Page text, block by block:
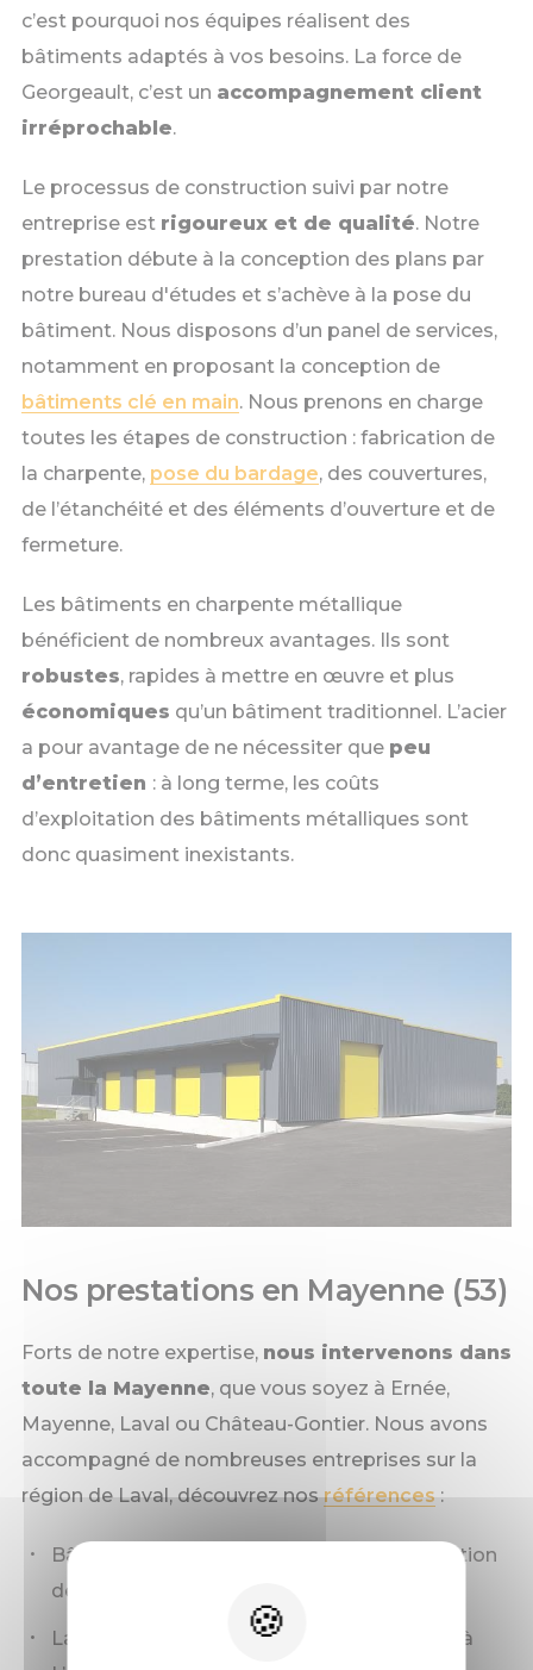
c’est pourquoi nos équipes réalisent des
bâtiments adaptés à vos besoins. La force de
Georgeault, c’est un accompagnement client
irréprochable.
Le processus de construction suivi par notre
entreprise est rigoureux et de qualité. Notre
prestation débute à la conception des plans par
notre bureau d'études et s’achève à la pose du
bâtiment. Nous disposons d’un panel de services,
notamment en proposant la conception de
bâtiments clé en main. Nous prenons en charge
toutes les étapes de construction : fabrication de
la charpente, pose du bardage, des couvertures,
de l’étanchéité et des éléments d’ouverture et de
fermeture.
Les bâtiments en charpente métallique
bénéficient de nombreux avantages. Ils sont
robustes, rapides à mettre en œuvre et plus
économiques qu’un bâtiment traditionnel. L’acier
a pour avantage de ne nécessiter que peu
d’entretien : à long terme, les coûts
d’exploitation des bâtiments métalliques sont
donc quasiment inexistants.
Nos prestations en Mayenne (53)
Forts de notre expertise, nous intervenons dans
toute la Mayenne, que vous soyez à Ernée,
Mayenne, Laval ou Château-Gontier. Nous avons
accompagné de nombreuses entreprises sur la
région de Laval, découvrez nosréférences:
Bâtiment industriel pour un site de production
de 2100 m2 à Saint-Berthevin (53)
La rénovation d’un supermarché SUPER U à